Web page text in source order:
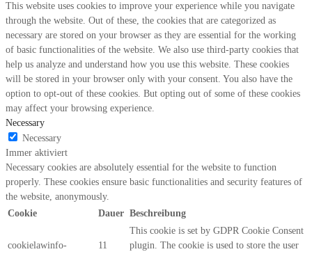
This website uses cookies to improve your experience while you navigate
through the website. Out of these, the cookies that are categorized as
necessary are stored on your browser as they are essential for the working
of basic functionalities of the website. We also use third-party cookies that
help us analyze and understand how you use this website. These cookies
will be stored in your browser only with your consent. You also have the
option to opt-out of these cookies. But opting out of some of these cookies
may affect your browsing experience.
Necessary
Necessary
Immer aktiviert
Necessary cookies are absolutely essential for the website to function
properly. These cookies ensure basic functionalities and security features of
the website, anonymously.
Cookie
Dauer Beschreibung
cookielawinfo-
11
This cookie is set by GDPR Cookie Consent
plugin. The cookie is used to store the user